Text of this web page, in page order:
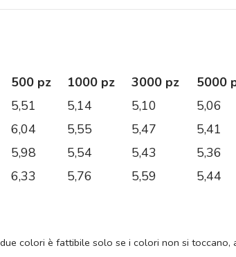
500 pz 1000 pz 3000 pz 5000
5,51 5,14 5,10 5,06
6,04 5,55 5,47 5,41
5,98 5,54 5,43 5,36
6,33 5,76 5,59 5,44
colori è fattibile solo se i colori non si toccano,